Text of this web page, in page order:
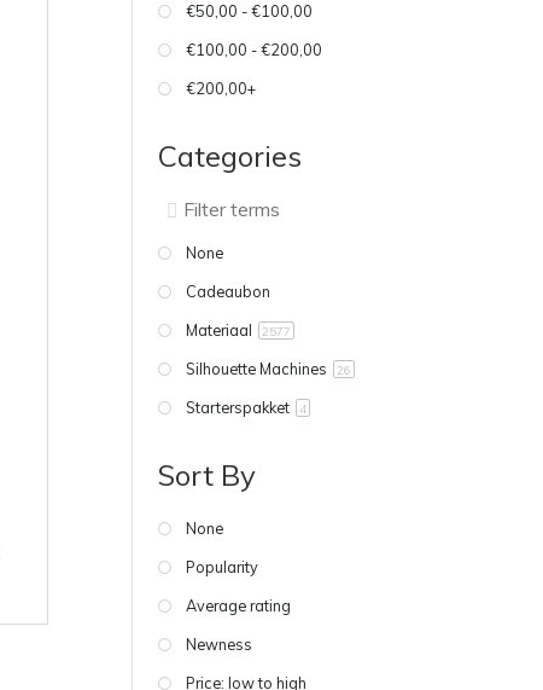
€50,00 - €100,00
€100,00 - €200,00
€200,00+
Categories
None
Cadeaubon
Materiaal
2577
Silhouette Machines 26
Starterspakket 4
Sort By
None
Popularity
Average rating
Newness
Price: low to high